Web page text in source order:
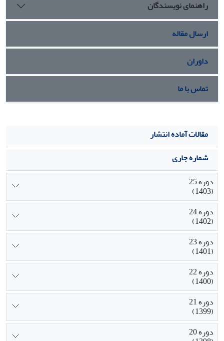
آموزه‏های آزادی گرایانه بوده است.
راهنمای نویسندگان
ارسال مقاله
داوران
تماس با ما
مقالات آماده انتشار
شماره جاری
دوره 25
(1403)
دوره 24
(1402)
دوره 23
(1401)
دوره 22
(1400)
دوره 21
(1399)
دوره 20